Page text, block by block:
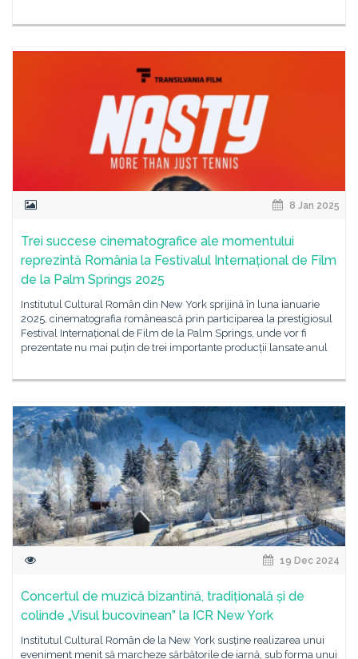
8 Jan 2025
Trei succese cinematografice ale momentului
reprezintă România la Festivalul Internațional de Film
de la Palm Springs 2025
Institutul Cultural Român din New York sprijină în luna ianuarie
2025, cinematografia românească prin participarea la prestigiosul
Festival Internațional de Film de la Palm Springs, unde vor fi
prezentate nu mai puțin de trei importante producții lansate anul
19 Dec 2024
Concertul de muzică bizantină, tradițională și de
colinde „Visul bucovinean” la ICR New York
Institutul Cultural Român de la New York susține realizarea unui
eveniment menit să marcheze sărbătorile de iarnă, sub forma unui